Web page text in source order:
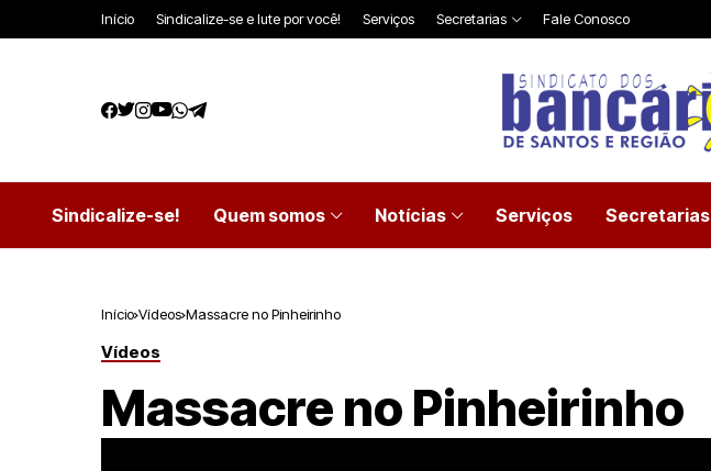
Início Sindicalize-se e lute por você! Serviços Secretarias Fale Conosco
Sindicalize-se! Quem somos Notícias Serviços Secretarias
Início Vídeos Massacre no Pinheirinho
Vídeos
Massacre no Pinheirinho